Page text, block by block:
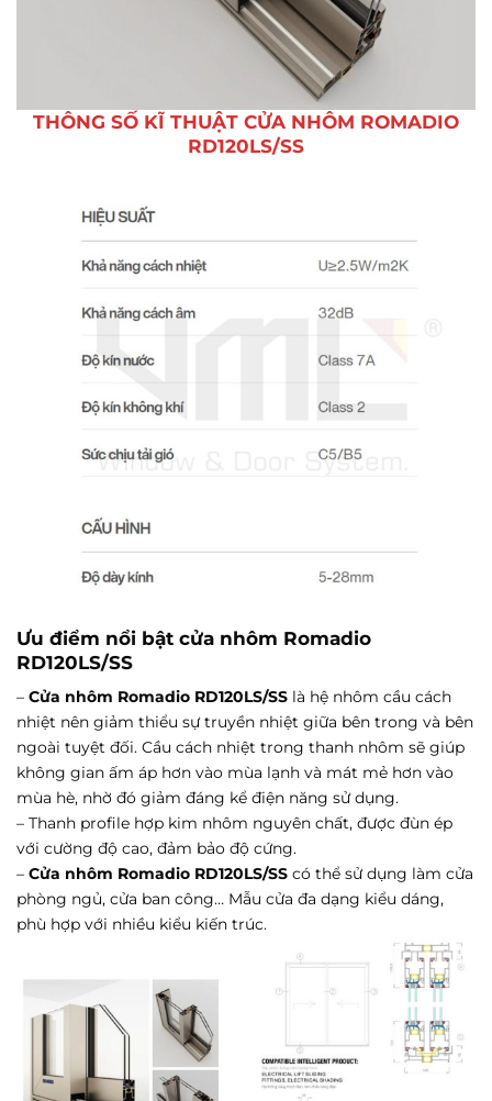
THÔNG SỐ KĨ THUẬT CỬA NHÔM ROMADIO
RD120LS/SS
Ưu điểm nổi bật cửa nhôm Romadio
RD120LS/SS
– Cửa nhôm Romadio RD120LS/SS là hệ nhôm cầu cách
nhiệt nên giảm thiểu sự truyền nhiệt giữa bên trong và bên
ngoài tuyệt đối. Cầu cách nhiệt trong thanh nhôm sẽ giúp
không gian ấm áp hơn vào mùa lạnh và mát mẻ hơn vào
mùa hè, nhờ đó giảm đáng kể điện năng sử dụng.
– Thanh profile hợp kim nhôm nguyên chất, được đùn ép
với cường độ cao, đảm bảo độ cứng.
– Cửa nhôm Romadio RD120LS/SS có thể sử dụng làm cửa
phòng ngủ, cửa ban công… Mẫu cửa đa dạng kiểu dáng,
phù hợp với nhiều kiểu kiến trúc.